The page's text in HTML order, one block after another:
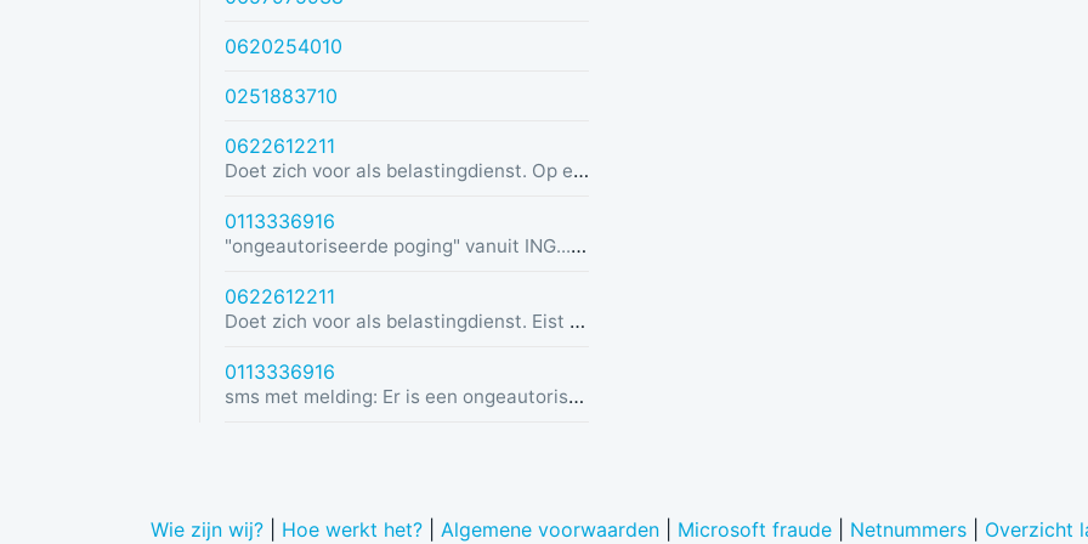
0620254010
0251883710
0622612211
Doet zich voor als belastingdienst. Op een zondag! Lekker dom
0113336916
"ongeautoriseerde poging" vanuit ING...Ik heb helemaal geen rekening bij ING :)
0622612211
Doet zich voor als belastingdienst. Eist betaling en stuurt link in bericht met dreiging van beslaglegging.
0113336916
sms met melding: Er is een ongeautoriseerde poging vastgesteld vanuit Duitsland was u dit niet? Bel de alarmlijn op 0113336916
Wie zijn wij?| Hoe werkt het?| Algemene voorwaarden| Microsoft fraude| Netnummers| Overzicht